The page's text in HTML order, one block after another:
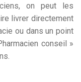
on peut les
livrer directement
ou dans un point
conseil »